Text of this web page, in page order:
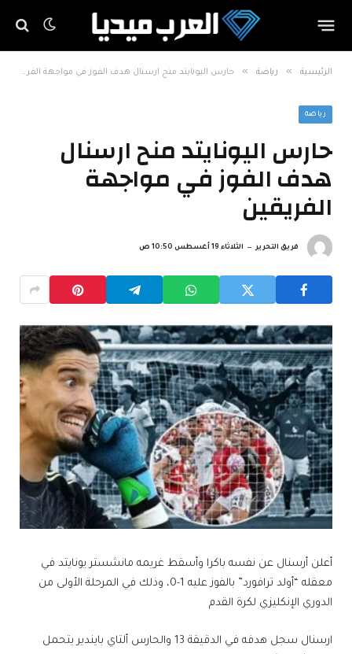
الرئيسية » رياضة » حارس اليونايتد منح ارسنال هدف الفوز في مواجهة الفريقين
رياضة
حارس اليونايتد منح ارسنال
هدف الفوز في مواجهة
الفريقين
فريق التحرير الثلاثاء 19 أغسطس 10:50 ص
أعلن أرسنال عن نفسه باكرا وأسقط غريمه مانشستر يونايتد في
معقله “أولد ترافورد” بالفوز عليه 1-0، وذلك في المرحلة الأولى من ​
الدوري الإنكليزي لكرة القدم​
ارسنال سجل هدفه في الدقيقة 13 والحارس ​ألتاي بايندير​ يتحمل